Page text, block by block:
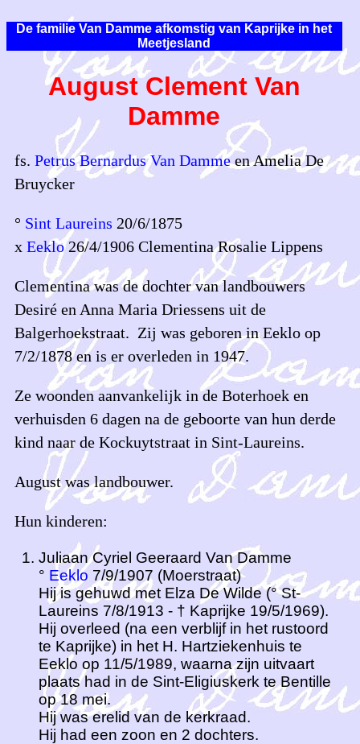
De familie Van Damme afkomstig van Kaprijke in het
Meetjesland
August Clement Van
Damme
fs. Petrus Bernardus Van Dammeen Amelia De
Bruycker
° Sint Laureins 20/6/1875
x Eeklo26/4/1906 Clementina Rosalie Lippens
Clementina was de dochter van landbouwers
Desiré en Anna Maria Driessens uit de
Balgerhoekstraat. Zij was geboren in Eeklo op
7/2/1878 en is er overleden in 1947.
Ze woonden aanvankelijk in de Boterhoek en
verhuisden 6 dagen na de geboorte van hun derde
kind naar de Kockuytstraat in Sint-Laureins.
August was landbouwer.
Hun kinderen:
Juliaan Cyriel Geeraard Van Damme
° Eeklo 7/9/1907 (Moerstraat)
Hij is gehuwd met Elza De Wilde (° St-
Laureins 7/8/1913 - † Kaprijke 19/5/1969).
Hij overleed (na een verblijf in het rustoord
te Kaprijke) in het H. Hartziekenhuis te
Eeklo op 11/5/1989, waarna zijn uitvaart
plaats had in de Sint-Eligiuskerk te Bentille
op 18 mei.
Hij was erelid van de kerkraad.
Hij had een zoon en 2 dochters.